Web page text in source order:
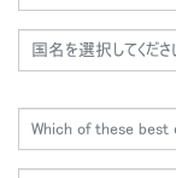
国名を選択してくださ
Which of these best